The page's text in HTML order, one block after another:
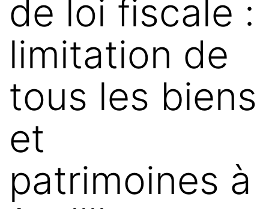
de loi fiscale :
limitation de
tous les biens
et
patrimoines à